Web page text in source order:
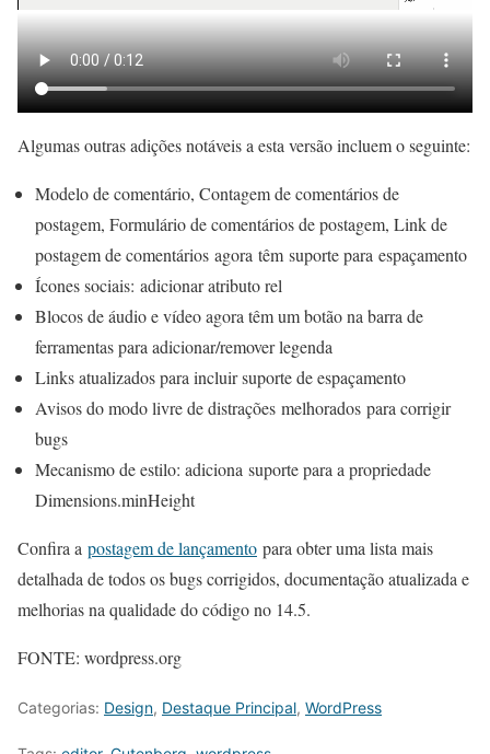
Algumas outras adições notáveis ​​a esta versão incluem o seguinte:
Modelo de comentário, Contagem de comentários de
postagem, Formulário de comentários de postagem, Link de
postagem de comentários agora têm suporte para espaçamento
Ícones sociais: adicionar atributo rel
Blocos de áudio e vídeo agora têm um botão na barra de
ferramentas para adicionar/remover legenda
Links atualizados para incluir suporte de espaçamento
Avisos do modo livre de distrações melhorados para corrigir
bugs
Mecanismo de estilo: adiciona suporte para a propriedade
Dimensions.minHeight
Confira a postagem de lançamento para obter uma lista mais
detalhada de todos os bugs corrigidos, documentação atualizada e
melhorias na qualidade do código no 14.5.
FONTE: wordpress.org
Categorias: Design, Destaque Principal, WordPress